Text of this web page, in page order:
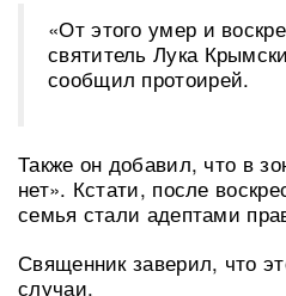
«От этого умер и
святитель Лука
сообщил протоирей.
Также он добавил, что в
нет». Кстати, после
семья стали адептами
Священник заверил, что
случаи.